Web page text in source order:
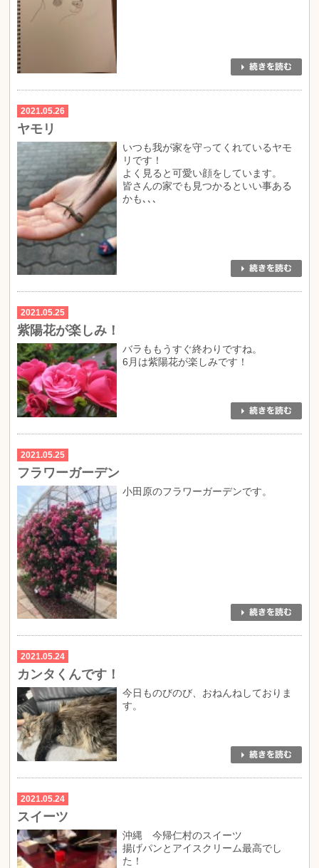
2021.05.26
ヤモリ
いつも我が家を守ってくれているヤモ
リです！
よく見ると可愛い顔をしています。
皆さんの家でも見つかるといい事ある
かも､､､
2021.05.25
紫陽花が楽しみ！
バラももうすぐ終わりですね。
6月は紫陽花が楽しみです！
2021.05.25
フラワーガーデン
小田原のフラワーガーデンです。
2021.05.24
カンタくんです！
今日ものびのび、おねんねしておりま
す。
2021.05.24
スイーツ
沖縄 今帰仁村のスイーツ
揚げパンとアイスクリーム最高でし
た！